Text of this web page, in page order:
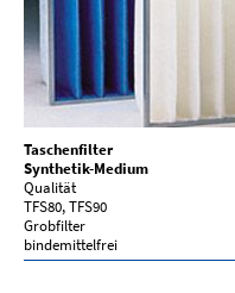
Taschenfilter
Synthetik-Medium
Qualität
TFS80, TFS90
Grobfilter
bindemittelfrei